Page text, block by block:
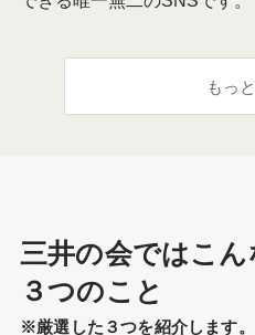
もっ
三井の会ではこ
３つのこと
※厳選した３つを紹介します。